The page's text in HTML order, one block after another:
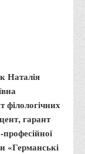
Наталія
філологічних
гарант
професійної
«Германські